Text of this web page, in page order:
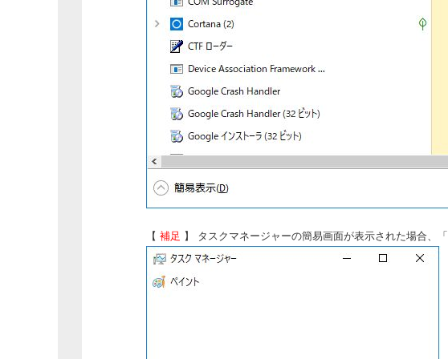
【 補足 】 タスクマネージャーの簡易画面が表示された場合、「